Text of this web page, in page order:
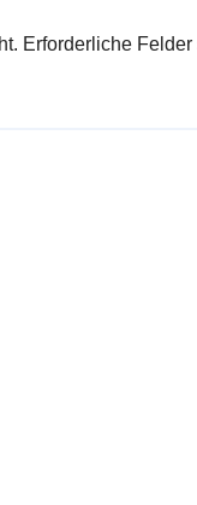
Erforderliche